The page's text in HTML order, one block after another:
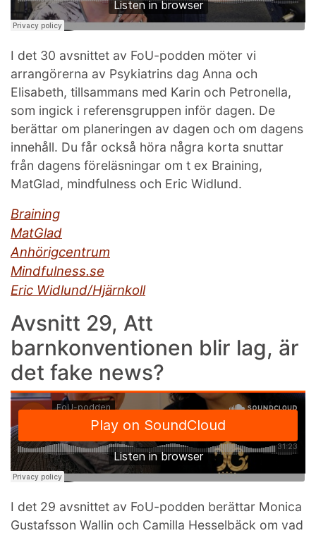
I det 30 avsnittet av FoU-podden möter vi
arrangörerna av Psykiatrins dag Anna och
Elisabeth, tillsammans med Karin och Petronella,
som ingick i referensgruppen inför dagen. De
berättar om planeringen av dagen och om dagens
innehåll. Du får också höra några korta snuttar
från dagens föreläsningar om t ex Braining,
MatGlad, mindfulness och Eric Widlund.
Braining
MatGlad
Anhörigcentrum
Mindfulness.se
Eric Widlund/Hjärnkoll
Avsnitt 29, Att
barnkonventionen blir lag, är
det fake news?
I det 29 avsnittet av FoU-podden berättar Monica
Gustafsson Wallin och Camilla Hesselbäck om vad